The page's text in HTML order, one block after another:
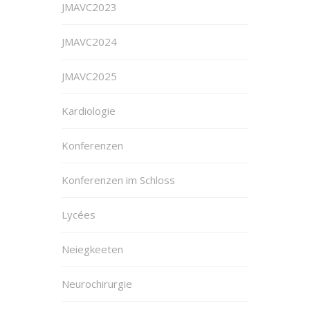
JMAVC2023
JMAVC2024
JMAVC2025
Kardiologie
Konferenzen
Konferenzen im Schloss
Lycées
Neiegkeeten
Neurochirurgie